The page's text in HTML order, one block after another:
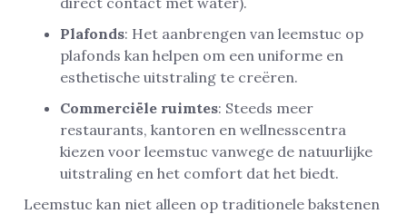
Plafonds: Het aanbrengen van leemstuc op
plafonds kan helpen om een uniforme en
esthetische uitstraling te creëren.
Commerciële ruimtes: Steeds meer
restaurants, kantoren en wellnesscentra
kiezen voor leemstuc vanwege de natuurlijke
uitstraling en het comfort dat het biedt.
Leemstuc kan niet alleen op traditionele bakstenen